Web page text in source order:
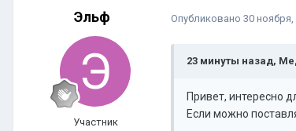
Эльф
Участник
Опубликовано 30 ноября,
23 минуты назад,
Привет, интересно
Если можно